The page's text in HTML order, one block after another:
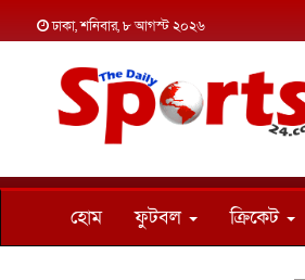
ঢাকা, শনিবার, ৮ আগস্ট ২০২৬
হোম ফুটবল ক্রিকেট